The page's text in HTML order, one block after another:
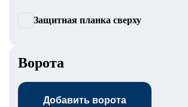
Защитная планка сверху
Ворота
Добавить ворота